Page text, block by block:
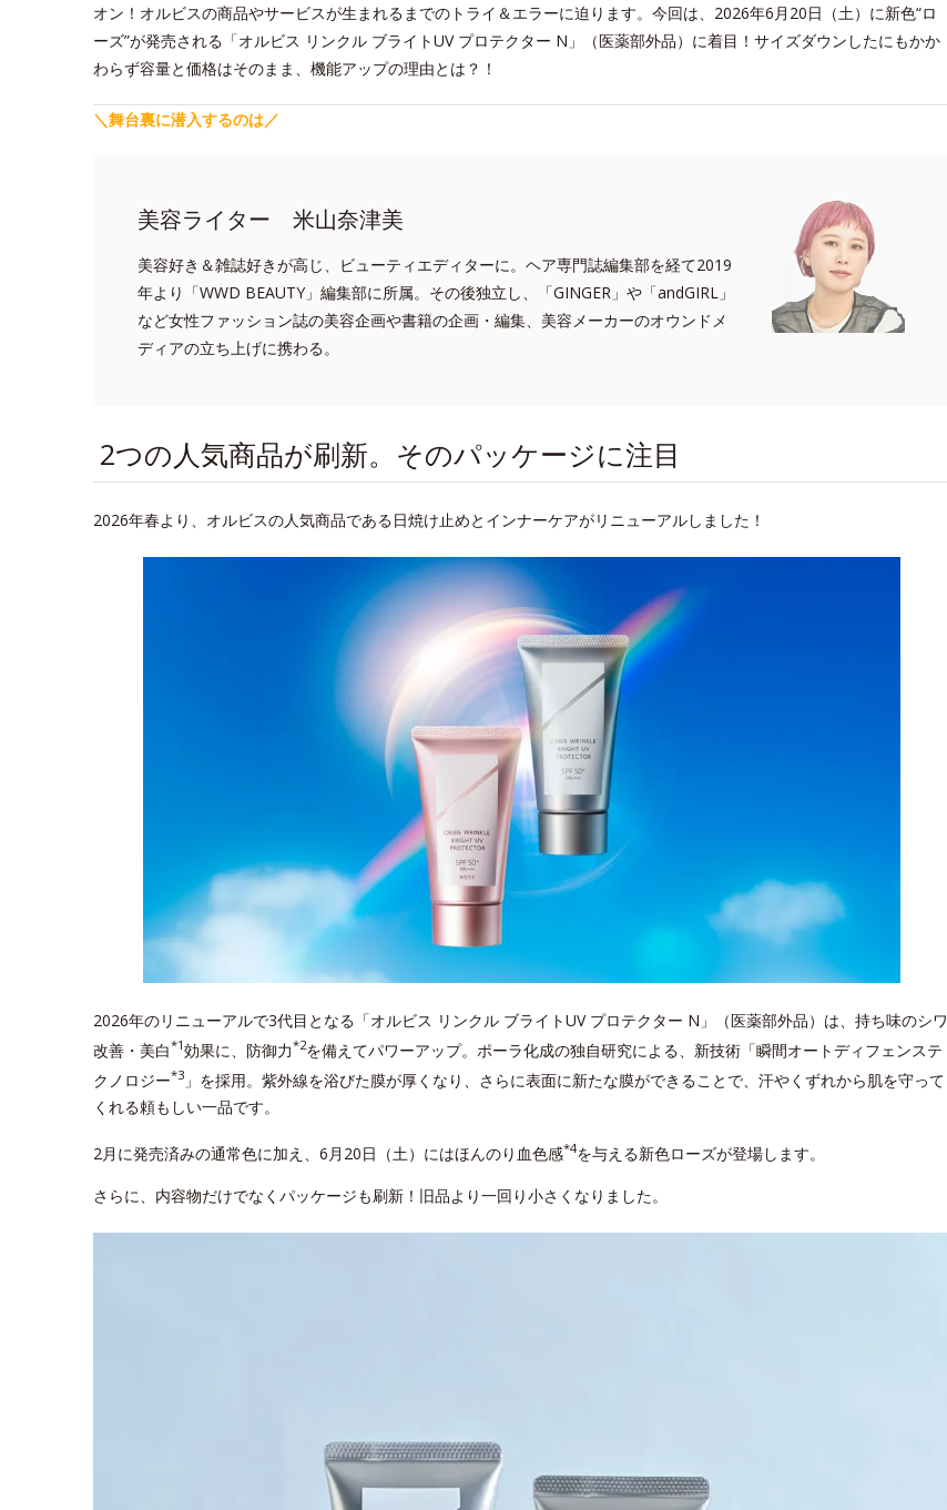
オン！オルビスの商品やサービスが生まれるまでのトライ＆エラーに迫ります。今回は、2026年6月20日（土）に新色“ロ
ーズ”が発売される「オルビス リンクル ブライトUV プロテクター N」（医薬部外品）に着目！サイズダウンしたにもかか
わらず容量と価格はそのまま、機能アップの理由とは？！
＼舞台裏に潜入するのは／
美容ライター 米山奈津美
美容好き＆雑誌好きが高じ、ビューティエディターに。ヘア専門誌編集部を経て2019
年より「WWD BEAUTY」編集部に所属。その後独立し、「GINGER」や「andGIRL」
など女性ファッション誌の美容企画や書籍の企画・編集、美容メーカーのオウンドメ
ディアの立ち上げに携わる。
2つの人気商品が刷新。そのパッケージに注目
2026年春より、オルビスの人気商品である日焼け止めとインナーケアがリニューアルしました！
2026年のリニューアルで3代目となる「オルビス リンクル ブライトUV プロテクター N」（医薬部外品）は、持ち味のシワ
改善・美白*1効果に、防御力*2を備えてパワーアップ。ポーラ化成の独自研究による、新技術「瞬間オートディフェンステ
クノロジー*3 」を採用。紫外線を浴びた膜が厚くなり、さらに表面に新たな膜ができることで、汗やくずれから肌を守って
くれる頼もしい一品です。
2月に発売済みの通常色に加え、6月20日（土）にはほんのり血色感*4を与える新色ローズが登場します。
さらに、内容物だけでなくパッケージも刷新！旧品より一回り小さくなりました。